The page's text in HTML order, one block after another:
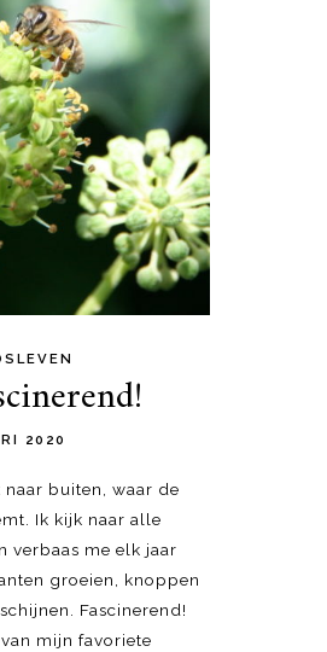
2020
buiten, waar de
Ik kijk naar alle
verbaas me elk jaar
groeien, knoppen
Fascinerend!
mijn favoriete